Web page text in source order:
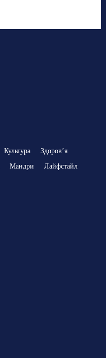
Культура
Здоровʼя
Мандри
Лайфстайл